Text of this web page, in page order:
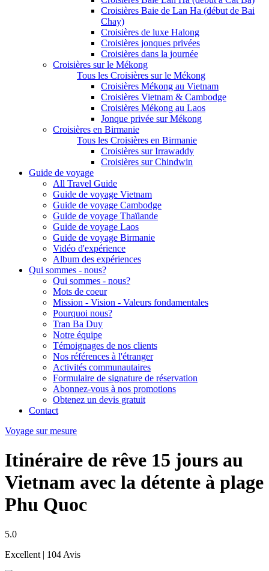
Croisières Baie de Lan Ha (début de Bai
Chay)
Croisières de luxe Halong
Croisières jonques privées
Croisières dans la journée
Croisières sur le Mékong
Tous les Croisières sur le Mékong
Croisières Mékong au Vietnam
Croisières Vietnam & Cambodge
Croisières Mékong au Laos
Jonque privée sur Mékong
Croisières en Birmanie
Tous les Croisières en Birmanie
Croisières sur Irrawaddy
Croisières sur Chindwin
Guide de voyage
All Travel Guide
Guide de voyage Vietnam
Guide de voyage Cambodge
Guide de voyage Thaïlande
Guide de voyage Laos
Guide de voyage Birmanie
Vidéo d'expérience
Album des expériences
Qui sommes - nous?
Qui sommes - nous?
Mots de coeur
Mission - Vision - Valeurs fondamentales
Pourquoi nous?
Tran Ba Duy
Notre équipe
Témoignages de nos clients
Nos références à l'étranger
Activités communautaires
Formulaire de signature de réservation
Abonnez-vous à nos promotions
Obtenez un devis gratuit
Contact
Voyage sur mesure
Itinéraire de rêve 15 jours au
Vietnam avec la détente à plage
Phu Quoc
5.0
Excellent | 104 Avis